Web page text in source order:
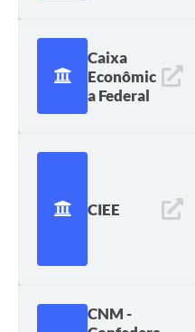
Caixa
Econômic
a Federal
CIEE
CNM -